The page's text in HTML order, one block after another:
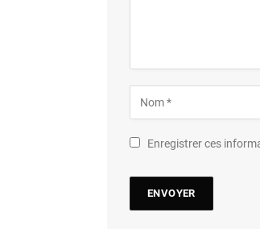
Enregistrer ces